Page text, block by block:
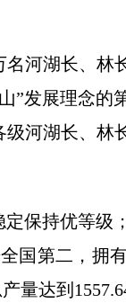
河湖长、林
”发展理念的
河湖长、林
保持优等级
国第二，拥
达到